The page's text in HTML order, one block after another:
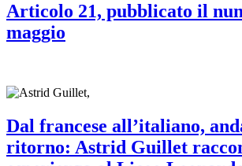
Articolo 21, pubblicato il
maggio
Dal francese all’italiano,
ritorno: Astrid Guillet